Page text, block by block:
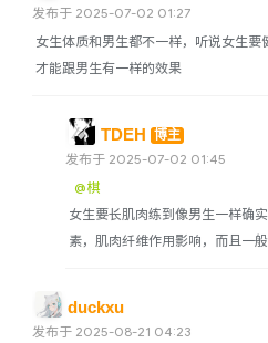
发布于 2025-07-02 01:27
女生体质和男生都不一样，听说女生要
才能跟男生有一样的效果
TDEH 博主
发布于 2025-07-02 01:45
@棋
女生要长肌肉练到像男生一样确
素，肌肉纤维作用影响，而且一
duckxu
发布于 2025-08-21 04:23